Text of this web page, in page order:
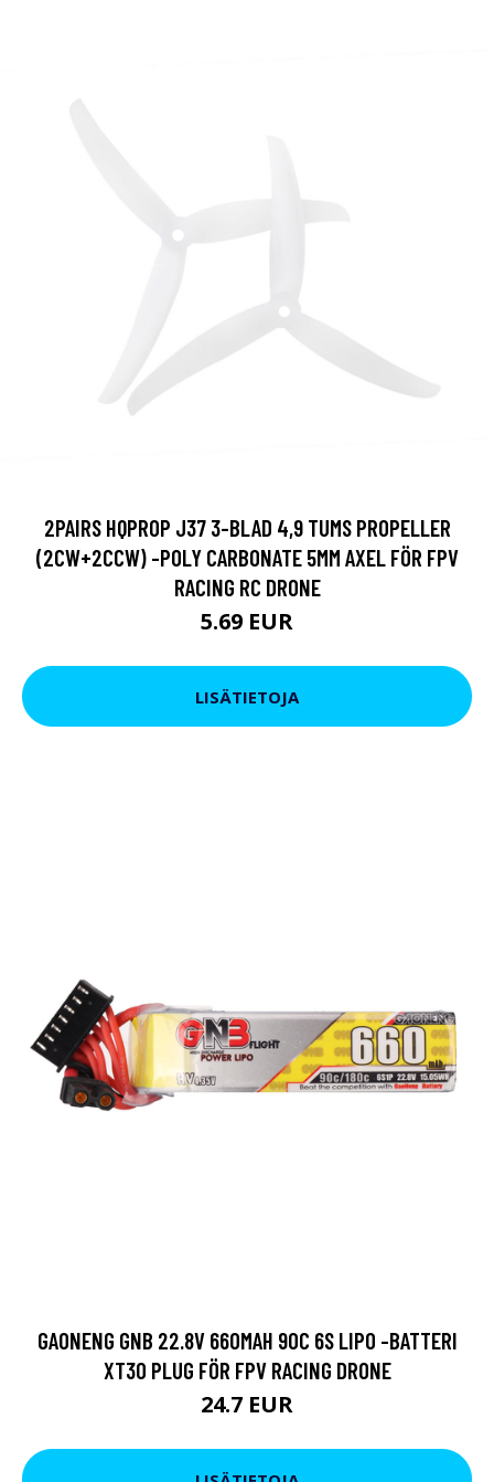
2PAIRS HQPROP J37 3-BLAD 4,9 TUMS PROPELLER
(2CW+2CCW) -POLY CARBONATE 5MM AXEL FÖR FPV
RACING RC DRONE
5.69 EUR
LISÄTIETOJA
GAONENG GNB 22.8V 660MAH 90C 6S LIPO -BATTERI
XT30 PLUG FÖR FPV RACING DRONE
24.7 EUR